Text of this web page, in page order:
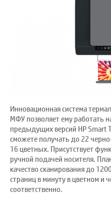
Инновационная система
МФУ позволяет ему работать
предыдущих версий HP Smart
сможете получать до 22
16 цветных. Присутствует
ручной подачей носителя.
качество сканирования до
страниц в минуту в цветном и
соответственно.